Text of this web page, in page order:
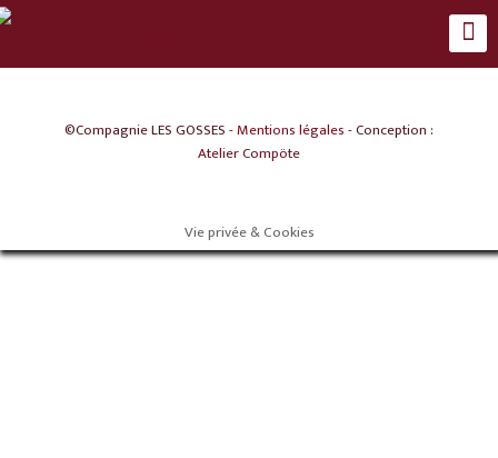
©Compagnie LES GOSSES -Mentions légales- Conception :
Atelier Compöte
Vie privée & Cookies